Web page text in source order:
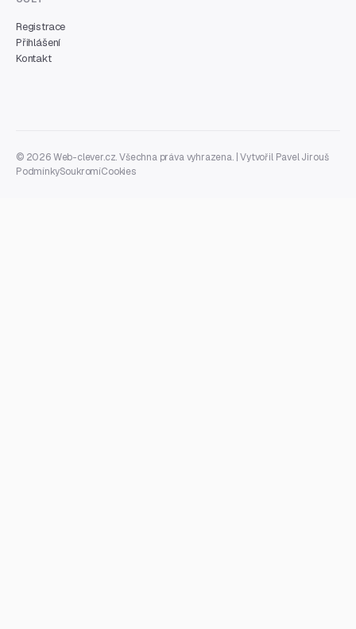
Registrace
Přihlášení
Kontakt
© 2026 Web-clever.cz. Všechna práva vyhrazena. | Vytvořil Pavel Jirouš
PodmínkySoukromíCookies